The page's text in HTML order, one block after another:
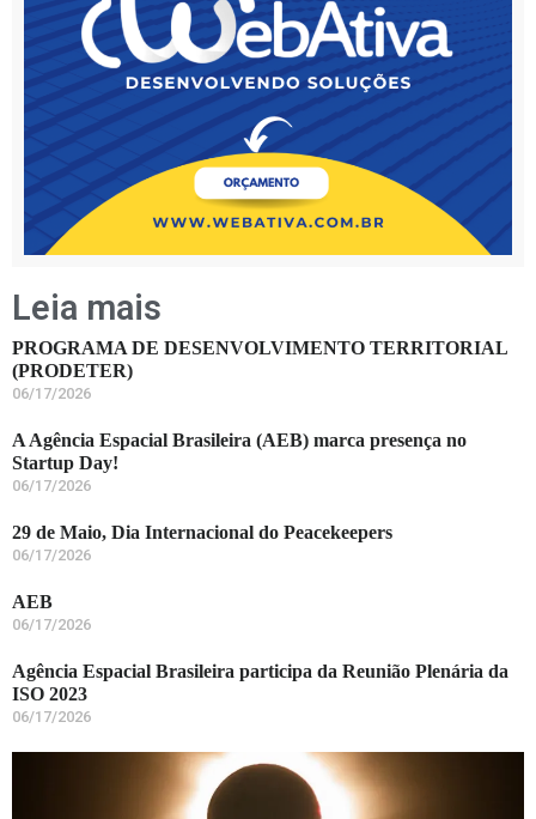
Leia mais
PROGRAMA DE DESENVOLVIMENTO TERRITORIAL
(PRODETER)
06/17/2026
A Agência Espacial Brasileira (AEB) marca presença no
Startup Day!
06/17/2026
29 de Maio, Dia Internacional do Peacekeepers
06/17/2026
AEB
06/17/2026
Agência Espacial Brasileira participa da Reunião Plenária da
ISO 2023
06/17/2026